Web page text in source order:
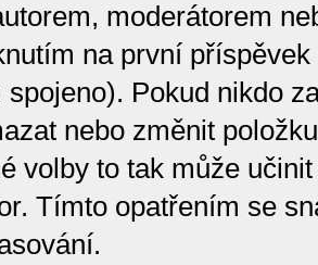
moderátorem
na první
spojeno). Pokud nikdo
nebo změnit
volby to tak může
Tímto opatřením se